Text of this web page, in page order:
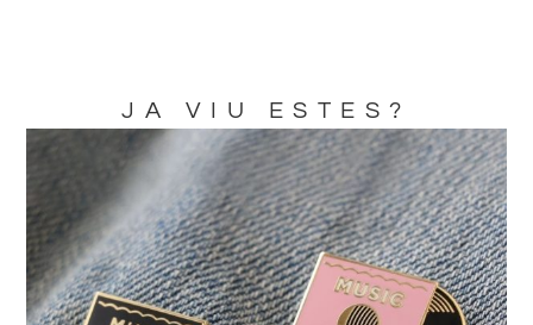
JA VIU ESTES?